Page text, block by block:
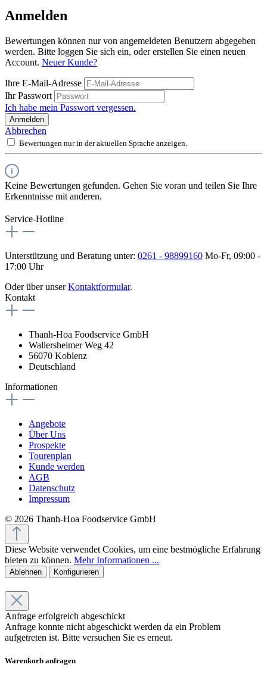
Anmelden
Bewertungen können nur von angemeldeten Benutzern abgegeben
werden. Bitte loggen Sie sich ein, oder erstellen Sie einen neuen
Account. Neuer Kunde?
Ihre E-Mail-Adresse
Ihr Passwort
Ich habe mein Passwort vergessen.
Anmelden
Abbrechen
Bewertungen nur in der aktuellen Sprache anzeigen.
Keine Bewertungen gefunden. Gehen Sie voran und teilen Sie Ihre
Erkenntnisse mit anderen.
Service-Hotline
Unterstützung und Beratung unter: 0261 - 98899160 Mo-Fr, 09:00 -
17:00 Uhr
Oder über unserKontaktformular.
Kontakt
Thanh-Hoa Foodservice GmbH
Wallersheimer Weg 42
56070 Koblenz
Deutschland
Informationen
Angebote
Über Uns
Prospekte
Tourenplan
Kunde werden
AGB
Datenschutz
Impressum
© 2026 Thanh-Hoa Foodservice GmbH
Diese Website verwendet Cookies, um eine bestmögliche Erfahrung
bieten zu können. Mehr Informationen ...
Ablehnen Konfigurieren
Anfrage erfolgreich abgeschickt
Anfrage konnte nicht abgeschickt werden da ein Problem
aufgetreten ist. Bitte versuchen Sie es erneut.
Warenkorb anfragen